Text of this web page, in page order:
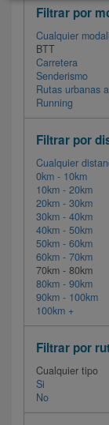
Filtrar por
Cualquier
BTT
Carretera
Senderismo
Rutas urbanas
Running
Filtrar por
Cualquier
0km - 10km
10km - 20km
20km - 30km
30km - 40km
40km - 50km
50km - 60km
60km - 70km
70km - 80km
80km - 90km
90km - 100km
100km +
Filtrar por
Cualquier tipo
Si
No